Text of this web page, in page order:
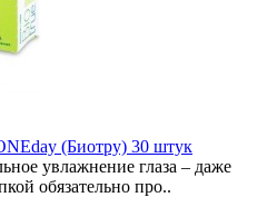
(Биотру) 30 штук
увлажнение глаза – даже
обязательно про..